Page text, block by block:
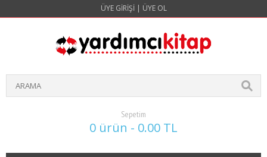
ÜYE GIRIŞI | ÜYE OL
Sepetim
0 ürün - 0.00 TL